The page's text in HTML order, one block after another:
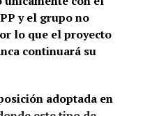
y el grupo no
lo que el proyecto
continuará su
adoptada en